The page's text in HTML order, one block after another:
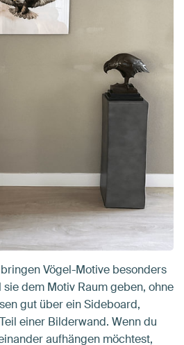
Vögel-Motive besonders
dem Motiv Raum geben, ohne
gut über ein Sideboard,
einer Bilderwand. Wenn du
aufhängen möchtest,